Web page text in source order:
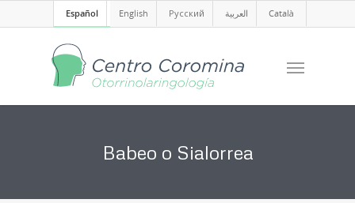
Español English Русский العربية Català
Babeo o Sialorrea